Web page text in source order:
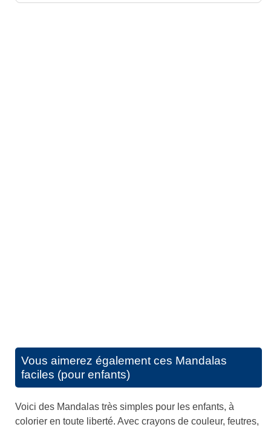
Vous aimerez également ces Mandalas
faciles (pour enfants)
Voici des Mandalas très simples pour les enfants, à
colorier en toute liberté. Avec crayons de couleur, feutres,